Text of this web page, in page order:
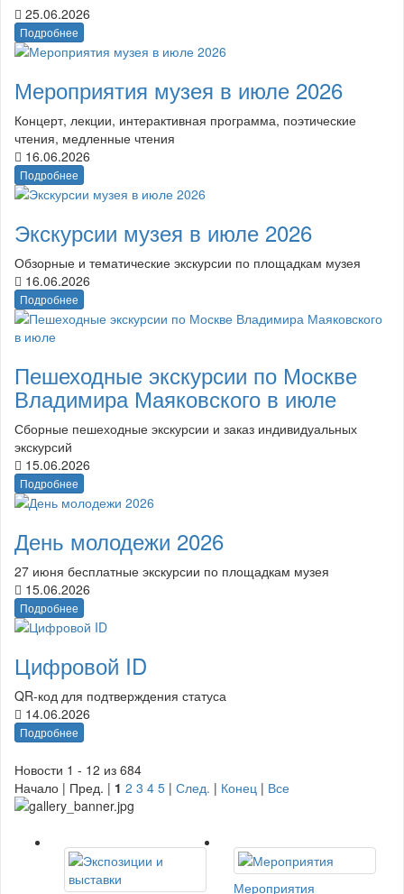
25.06.2026
Подробнее
Мероприятия музея в июле 2026
Концерт, лекции, интерактивная программа, поэтические
чтения, медленные чтения
16.06.2026
Подробнее
Экскурсии музея в июле 2026
Обзорные и тематические экскурсии по площадкам музея
16.06.2026
Подробнее
Пешеходные экскурсии по Москве
Владимира Маяковского в июле
Сборные пешеходные экскурсии и заказ индивидуальных
экскурсий
15.06.2026
Подробнее
День молодежи 2026
27 июня бесплатные экскурсии по площадкам музея
15.06.2026
Подробнее
Цифровой ID
QR-код для подтверждения статуса
14.06.2026
Подробнее
Новости 1 - 12 из 684
Начало | Пред. | 1 2 3 4 5 | След. | Конец | Все
Мероприятия